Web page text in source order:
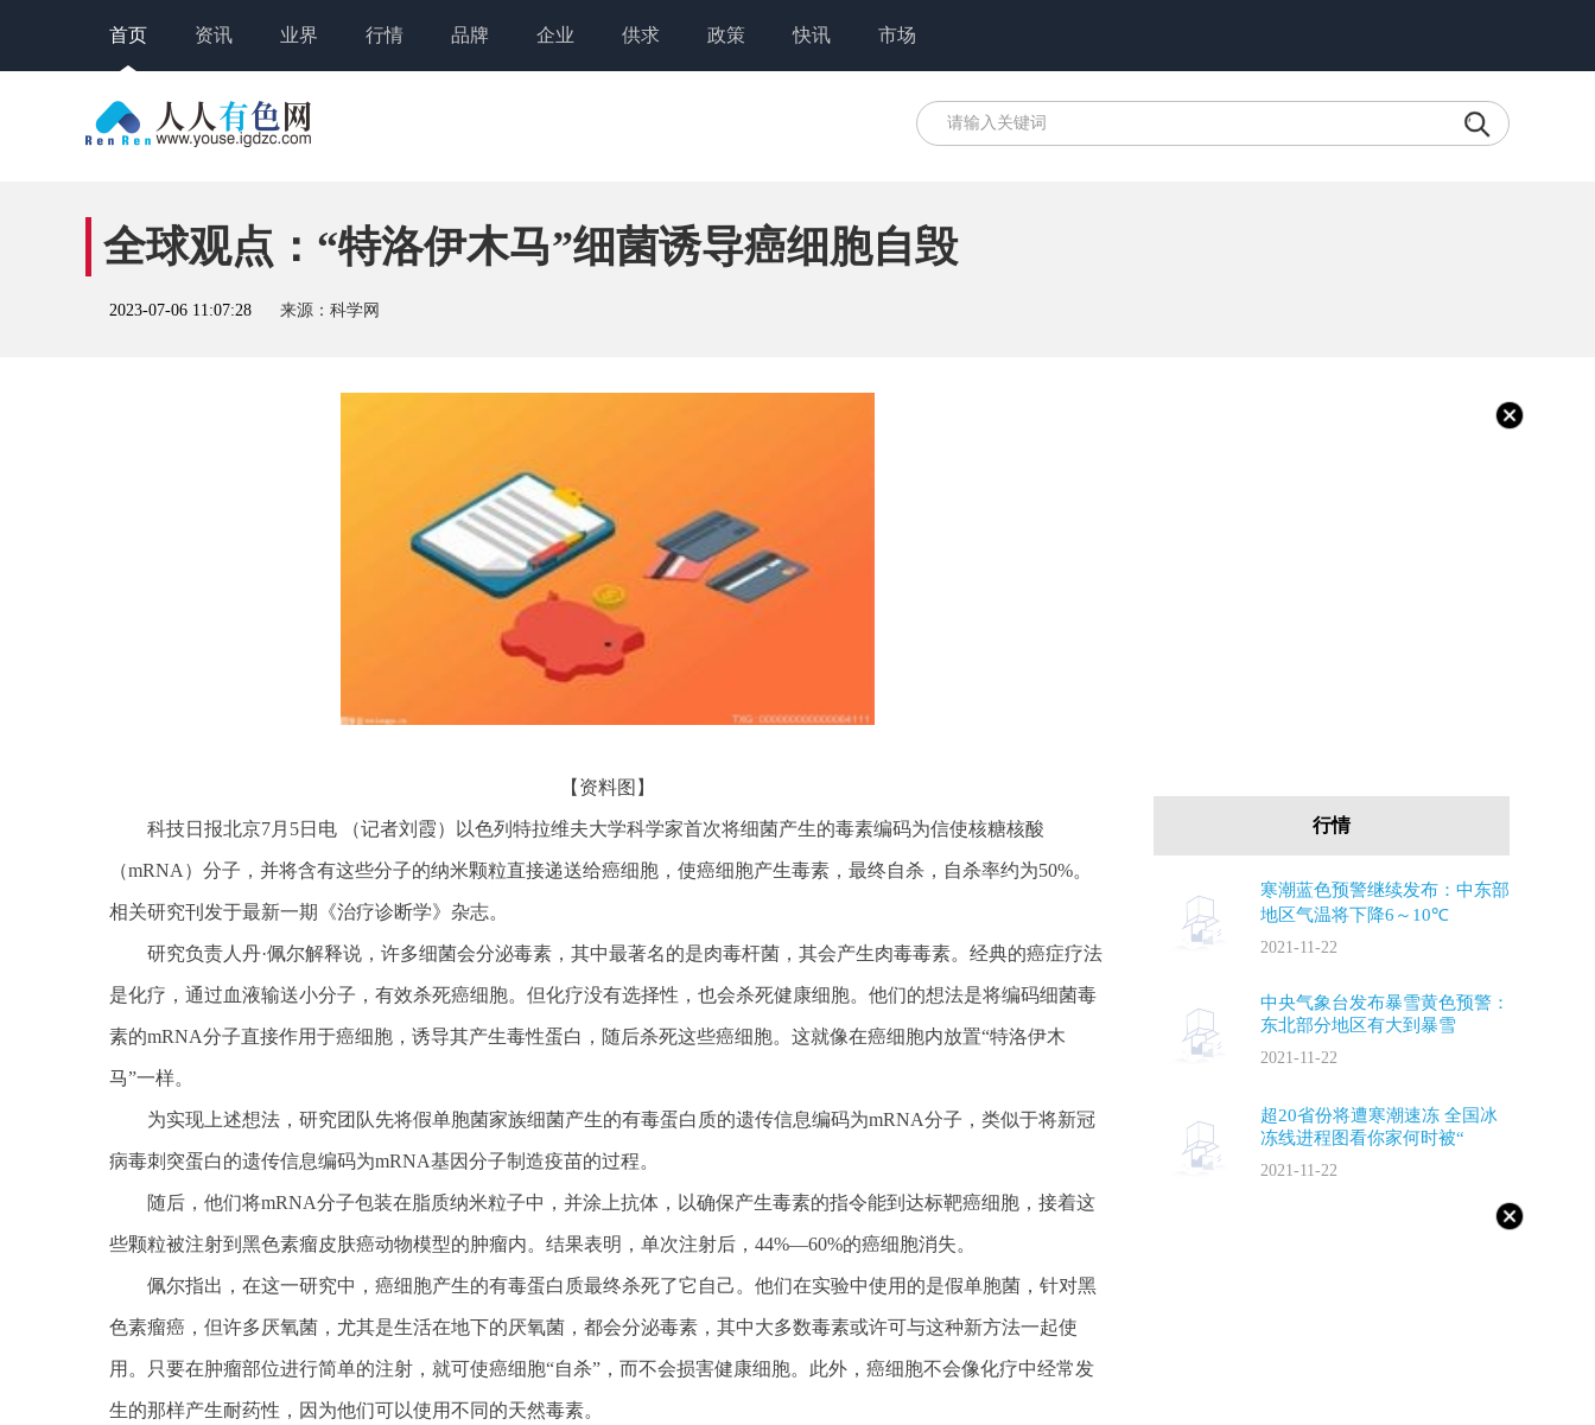
首页 资讯 业界 行情 品牌 企业 供求 政策 快讯 市场
全球观点：“特洛伊木马”细菌诱导癌细胞自毁
2023-07-06 11:07:28 来源：科学网
【资料图】
科技日报北京7月5日电 （记者刘霞）以色列特拉维夫大学科学家首次将细菌产生的毒素编码为信使核糖核酸
（mRNA）分子，并将含有这些分子的纳米颗粒直接递送给癌细胞，使癌细胞产生毒素，最终自杀，自杀率约为50%。
相关研究刊发于最新一期《治疗诊断学》杂志。
研究负责人丹·佩尔解释说，许多细菌会分泌毒素，其中最著名的是肉毒杆菌，其会产生肉毒毒素。经典的癌症疗法
是化疗，通过血液输送小分子，有效杀死癌细胞。但化疗没有选择性，也会杀死健康细胞。他们的想法是将编码细菌毒
素的mRNA分子直接作用于癌细胞，诱导其产生毒性蛋白，随后杀死这些癌细胞。这就像在癌细胞内放置“特洛伊木
马”一样。
为实现上述想法，研究团队先将假单胞菌家族细菌产生的有毒蛋白质的遗传信息编码为mRNA分子，类似于将新冠
病毒刺突蛋白的遗传信息编码为mRNA基因分子制造疫苗的过程。
随后，他们将mRNA分子包装在脂质纳米粒子中，并涂上抗体，以确保产生毒素的指令能到达标靶癌细胞，接着这
些颗粒被注射到黑色素瘤皮肤癌动物模型的肿瘤内。结果表明，单次注射后，44%—60%的癌细胞消失。
佩尔指出，在这一研究中，癌细胞产生的有毒蛋白质最终杀死了它自己。他们在实验中使用的是假单胞菌，针对黑
色素瘤癌，但许多厌氧菌，尤其是生活在地下的厌氧菌，都会分泌毒素，其中大多数毒素或许可与这种新方法一起使
用。只要在肿瘤部位进行简单的注射，就可使癌细胞“自杀”，而不会损害健康细胞。此外，癌细胞不会像化疗中经常发
生的那样产生耐药性，因为他们可以使用不同的天然毒素。
行情
寒潮蓝色预警继续发布：中东部
地区气温将下降6～10℃
2021-11-22
中央气象台发布暴雪黄色预警：
东北部分地区有大到暴雪
2021-11-22
超20省份将遭寒潮速冻 全国冰
冻线进程图看你家何时被“
2021-11-22